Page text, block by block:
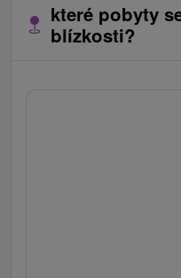
které pobyty
blízkosti?